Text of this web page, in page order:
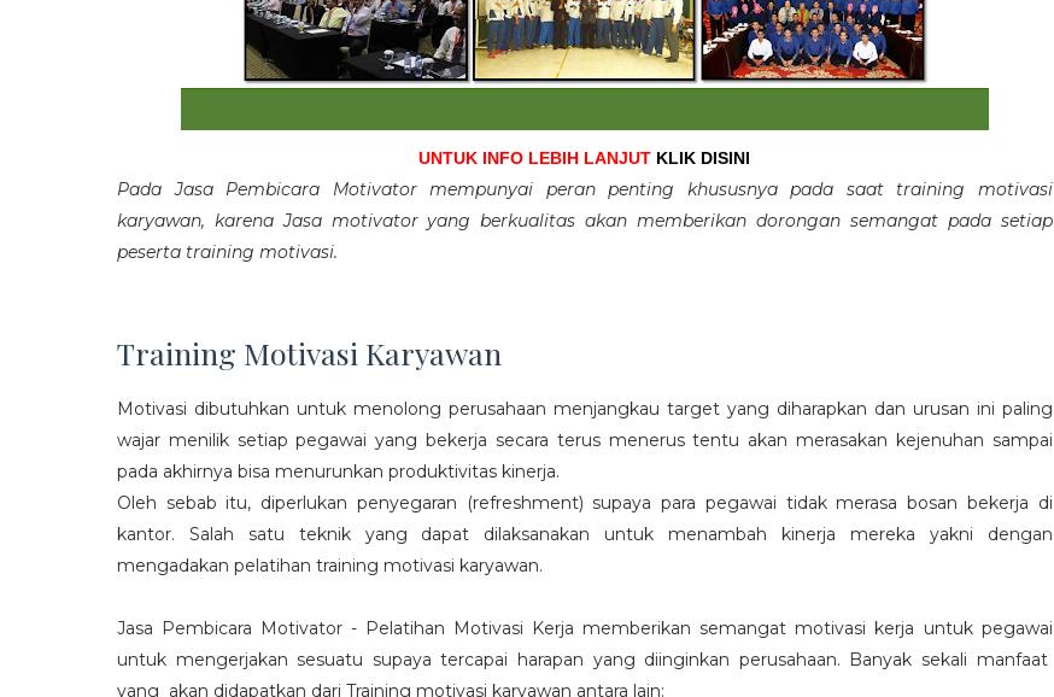
UNTUK INFO LEBIH LANJUT KLIK DISINI
Pada Jasa Pembicara Motivator mempunyai peran penting khususnya pada saat training motivasi
karyawan, karena Jasa motivator yang berkualitas akan memberikan dorongan semangat pada setiap
peserta training motivasi.
Training Motivasi Karyawan
Motivasi dibutuhkan untuk menolong perusahaan menjangkau target yang diharapkan dan urusan ini paling
wajar menilik setiap pegawai yang bekerja secara terus menerus tentu akan merasakan kejenuhan sampai
pada akhirnya bisa menurunkan produktivitas kinerja.
Oleh sebab itu, diperlukan penyegaran (refreshment) supaya para pegawai tidak merasa bosan bekerja di
kantor. Salah satu teknik yang dapat dilaksanakan untuk menambah kinerja mereka yakni dengan
mengadakan pelatihan training motivasi karyawan.
Jasa Pembicara Motivator - Pelatihan Motivasi Kerja memberikan semangat motivasi kerja untuk pegawai
untuk mengerjakan sesuatu supaya tercapai harapan yang diinginkan perusahaan. Banyak sekali manfaat
yang akan didapatkan dari Training motivasi karyawan antara lain: